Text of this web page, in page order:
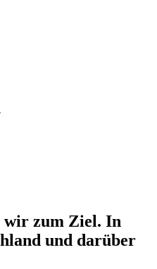
wir zum Ziel. In
und darüber